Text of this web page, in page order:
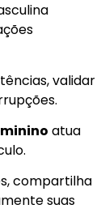
validar
atua
compartilha
suas